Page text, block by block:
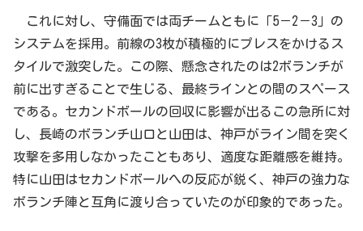
これに対し、守備面では両チームともに「5－2－3」の
システムを採用。前線の3枚が積極的にプレスをかけるス
タイルで激突した。この際、懸念されたのは2ボランチが
前に出すぎることで生じる、最終ラインとの間のスペース
である。セカンドボールの回収に影響が出るこの急所に対
し、長崎のボランチ山口と山田は、神戸がライン間を突く
攻撃を多用しなかったこともあり、適度な距離感を維持。
特に山田はセカンドボールへの反応が鋭く、神戸の強力な
ボランチ陣と互角に渡り合っていたのが印象的であった。